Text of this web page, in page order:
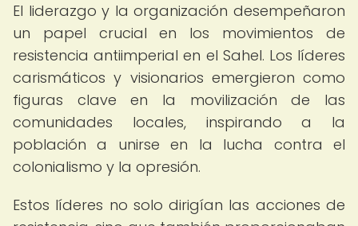
El liderazgo y la organización desempeñaron
un papel crucial en los movimientos de
resistencia antiimperial en el Sahel. Los líderes
carismáticos y visionarios emergieron como
figuras clave en la movilización de las
comunidades locales, inspirando a la
población a unirse en la lucha contra el
colonialismo y la opresión.
Estos líderes no solo dirigían las acciones de